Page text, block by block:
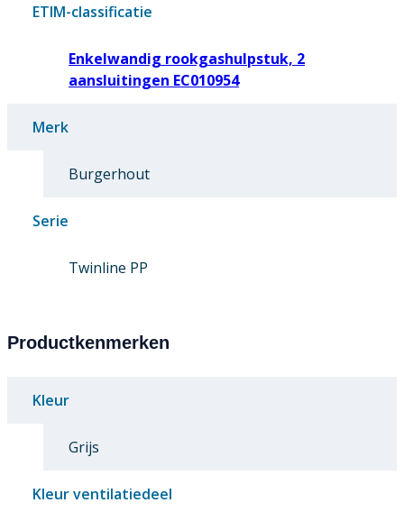
ETIM-classificatie
Enkelwandig rookgashulpstuk, 2
aansluitingen EC010954
Merk
Burgerhout
Serie
Twinline PP
Productkenmerken
Kleur
Grijs
Kleur ventilatiedeel